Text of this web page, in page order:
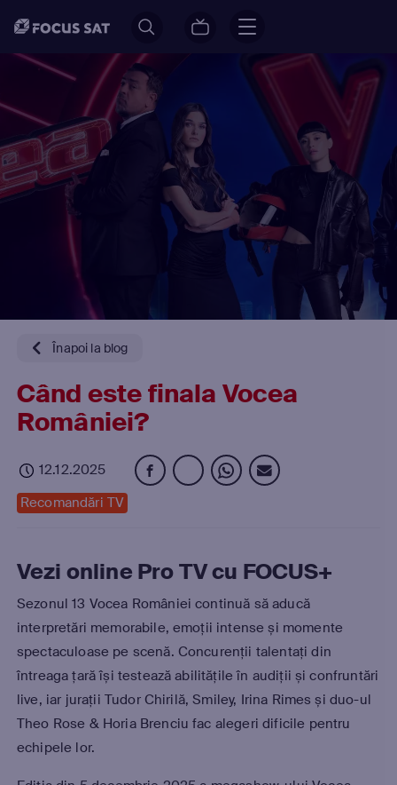
Înapoi la blog
Când este finala Vocea
României?
12.12.2025
Recomandări TV
Vezi online Pro TV cu FOCUS+
Sezonul 13 Vocea României continuă să aducă
interpretări memorabile, emoții intense și momente
spectaculoase pe scenă. Concurenții talentați din
întreaga țară își testează abilitățile în audiții și confruntări
live, iar jurații Tudor Chirilă, Smiley, Irina Rimes și duo-ul
Theo Rose & Horia Brenciu fac alegeri dificile pentru
echipele lor.